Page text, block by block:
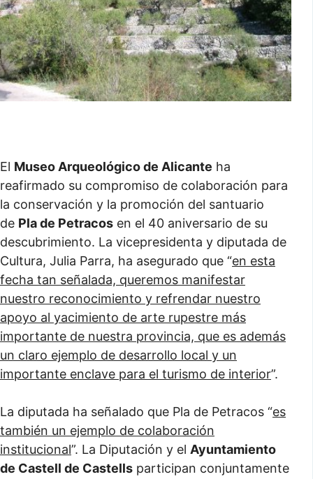
El Museo Arqueológico de Alicante ha
reafirmado su compromiso de colaboración para
la conservación y la promoción del santuario
de Pla de Petracos en el 40 aniversario de su
descubrimiento. La vicepresidenta y diputada de
Cultura, Julia Parra, ha asegurado que “en esta
fecha tan señalada, queremos manifestar
nuestro reconocimiento y refrendar nuestro
apoyo al yacimiento de arte rupestre más
importante de nuestra provincia, que es además
un claro ejemplo de desarrollo local y un
importante enclave para el turismo de interior”.
La diputada ha señalado que Pla de Petracos “es
también un ejemplo de colaboración
institucional”. La Diputación y el Ayuntamiento
de Castell de Castells participan conjuntamente